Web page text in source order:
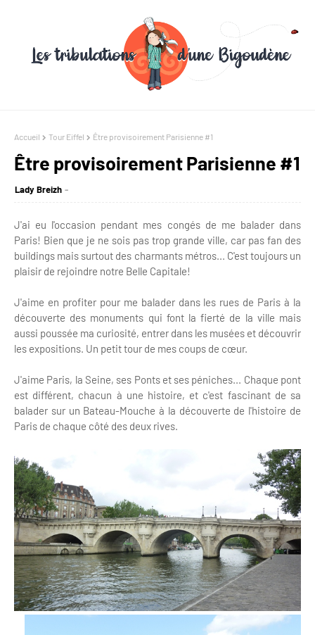
Accueil Tour Eiffel Être provisoirement Parisienne #1
Être provisoirement Parisienne #1
Lady Breizh
J'ai eu l'occasion pendant mes congés de me balader dans
Paris! Bien que je ne sois pas trop grande ville, car pas fan des
buildings mais surtout des charmants métros... C'est toujours un
plaisir de rejoindre notre Belle Capitale!
J'aime en profiter pour me balader dans les rues de Paris à la
découverte des monuments qui font la fierté de la ville mais
aussi poussée ma curiosité, entrer dans les musées et découvrir
les expositions. Un petit tour de mes coups de cœur.
J'aime Paris, la Seine, ses Ponts et ses péniches... Chaque pont
est différent, chacun à une histoire, et c'est fascinant de sa
balader sur un Bateau-Mouche à la découverte de l'histoire de
Paris de chaque côté des deux rives.